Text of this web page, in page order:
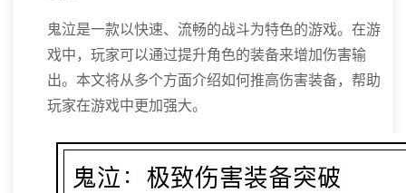
鬼泣是一款以快速、流畅的战斗为特色的游戏。在游
戏中，玩家可以通过提升角色的装备来增加伤害输
出。本文将从多个方面介绍如何推高伤害装备，帮助
玩家在游戏中更加强大。